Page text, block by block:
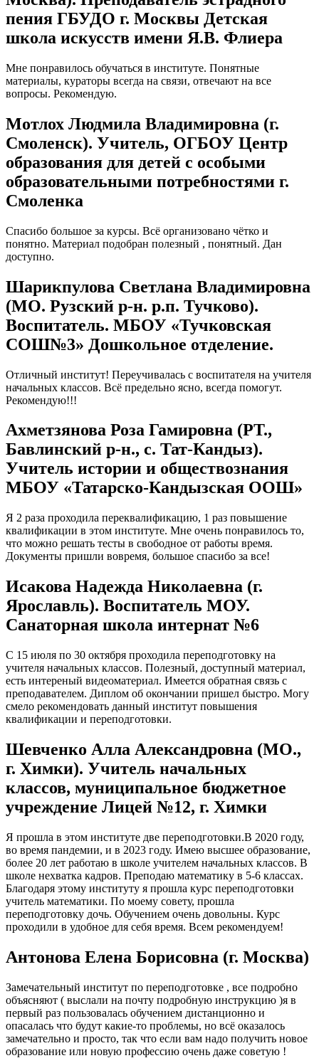
пения ГБУДО г. Москвы Детская
школа искусств имени Я.В. Флиера
Мне понравилось обучаться в институте. Понятные
материалы, кураторы всегда на связи, отвечают на все
вопросы. Рекомендую.
Мотлох Людмила Владимировна (г.
Смоленск). Учитель, ОГБОУ Центр
образования для детей с особыми
образовательными потребностями г.
Смоленка
Спасибо большое за курсы. Всё организовано чётко и
понятно. Материал подобран полезный , понятный. Дан
доступно.
Шарикпулова Светлана Владимировна
(МО. Рузский р-н. р.п. Тучково).
Воспитатель. МБОУ «Тучковская
СОШ№3» Дошкольное отделение.
Отличный институт! Переучивалась с воспитателя на учителя
начальных классов. Всё предельно ясно, всегда помогут.
Рекомендую!!!
Ахметзянова Роза Гамировна (РТ.,
Бавлинский р-н., с. Тат-Кандыз).
Учитель истории и обществознания
МБОУ «Татарско-Кандызская ООШ»
Я 2 раза проходила переквалификацию, 1 раз повышение
квалификации в этом институте. Мне очень понравилось то,
что можно решать тесты в свободное от работы время.
Документы пришли вовремя, большое спасибо за все!
Исакова Надежда Николаевна (г.
Ярославль). Воспитатель МОУ.
Санаторная школа интернат №6
С 15 июля по 30 октября проходила переподготовку на
учителя начальных классов. Полезный, доступный материал,
есть интереный видеоматериал. Имеется обратная связь с
преподавателем. Диплом об окончании пришел быстро. Могу
смело рекомендовать данный институт повышения
квалификации и переподготовки.
Шевченко Алла Александровна (МО.,
г. Химки). Учитель начальных
классов, муниципальное бюджетное
учреждение Лицей №12, г. Химки
Я прошла в этом институте две переподготовки.В 2020 году,
во время пандемии, и в 2023 году. Имею высшее образование,
более 20 лет работаю в школе учителем начальных классов. В
школе нехватка кадров. Преподаю математику в 5-6 классах.
Благодаря этому институту я прошла курс переподготовки
учитель математики. По моему совету, прошла
переподготовку дочь. Обучением очень довольны. Курс
проходили в удобное для себя время. Всем рекомендуем!
Антонова Елена Борисовна (г. Москва)
Замечательный институт по переподготовке , все подробно
объясняют ( выслали на почту подробную инструкцию )я в
первый раз пользовалась обучением дистанционно и
опасалась что будут какие-то проблемы, но всё оказалось
замечательно и просто, так что если вам надо получить новое
образование или новую профессию очень даже советую !